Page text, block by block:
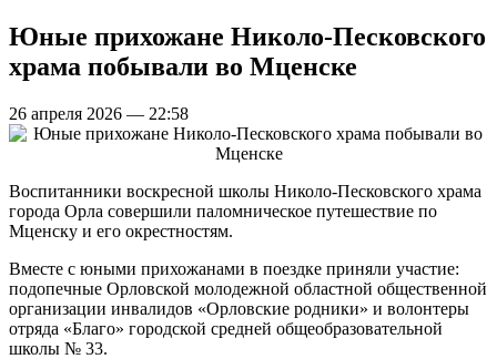
Юные прихожане Николо-Песковского
храма побывали во Мценске
26 апреля 2026 — 22:58
Воспитанники воскресной школы Николо-Песковского храма
города Орла совершили паломническое путешествие по
Мценску и его окрестностям.
Вместе с юными прихожанами в поездке приняли участие:
подопечные Орловской молодежной областной общественной
организации инвалидов «Орловские родники» и волонтеры
отряда «Благо» городской средней общеобразовательной
школы № 33.